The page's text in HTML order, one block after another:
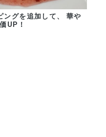
ングを追加して、 華や
UP！